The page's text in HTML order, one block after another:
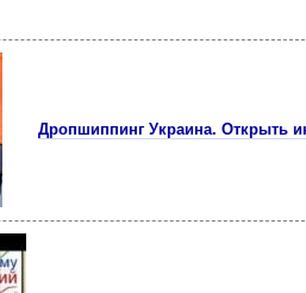
Дропшиппинг Украина. Открыть